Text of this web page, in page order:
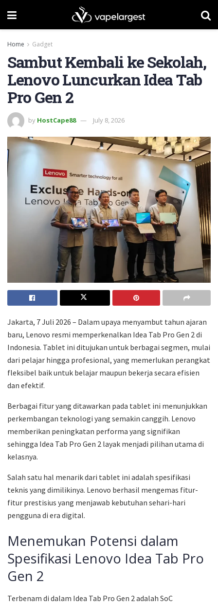
Home Gadget
Sambut Kembali ke Sekolah,
Lenovo Luncurkan Idea Tab
Pro Gen 2
by HostCape88 July 8, 2026
Jakarta, 7 Juli 2026 – Dalam upaya menyambut tahun ajaran
baru, Lenovo resmi memperkenalkan Idea Tab Pro Gen 2 di
Indonesia. Tablet ini ditujukan untuk berbagai segmen, mulai
dari pelajar hingga profesional, yang memerlukan perangkat
fleksibel baik untuk belajar maupun bekerja secara efisien
dan efektif.
Berbagai fitur yang ditawarkan pada tablet ini menunjukkan
perkembangan teknologi yang semakin canggih. Lenovo
memberikan peningkatan performa yang signifikan
sehingga Idea Tab Pro Gen 2 layak menjadi pilihan utama di
kelasnya.
Salah satu hal menarik dari tablet ini adalah spesifikasi
teknis yang dimilikinya. Lenovo berhasil mengemas fitur-
fitur prestisius yang menjawab kebutuhan sehari-hari
pengguna di era digital.
Menemukan Potensi dalam
Spesifikasi Lenovo Idea Tab Pro
Gen 2
Terbenam di dalam Idea Tab Pro Gen 2 adalah SoC